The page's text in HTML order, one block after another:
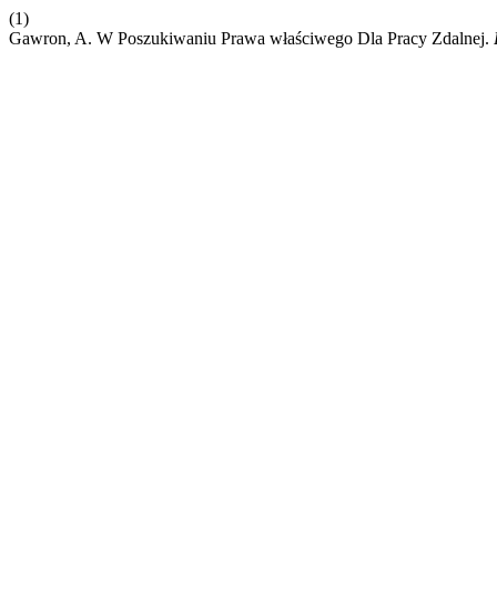
(1)
Gawron, A. W Poszukiwaniu Prawa właściwego Dla Pracy Zdalnej.